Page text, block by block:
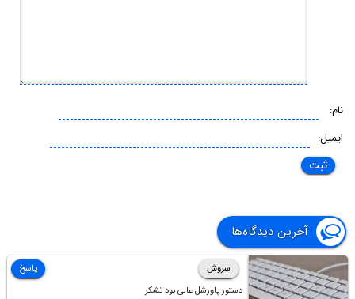
نام:
ایمیل:
آخرین دیدگاه‌ها
سروش
دستور پاورشل عالی بود تشکر
پاسخ